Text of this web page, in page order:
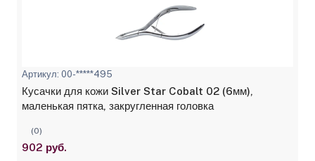
Артикул: 00-*****495
Кусачки для кожи Silver Star Cobalt 02 (6мм),
маленькая пятка, закругленная головка
(0)
902 руб.